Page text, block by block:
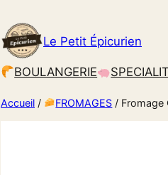
Le Petit Épicurien
BOULANGERIE
Accueil / FROMAGES / Fromage